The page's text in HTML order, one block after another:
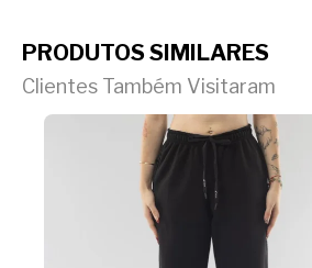
PRODUTOS SIMILARES
Clientes Também Visitaram